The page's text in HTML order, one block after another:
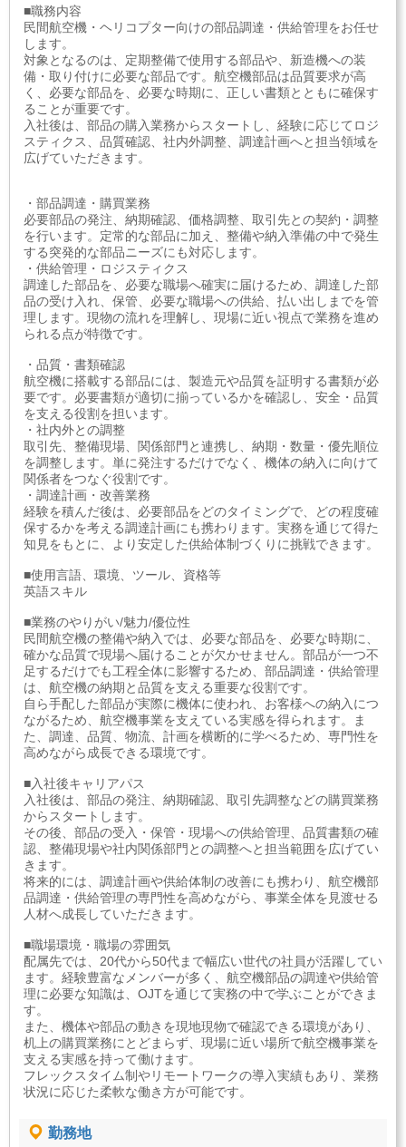
■職務内容
民間航空機・ヘリコプター向けの部品調達・供給管理をお任せ
します。
対象となるのは、定期整備で使用する部品や、新造機への装
備・取り付けに必要な部品です。航空機部品は品質要求が高
く、必要な部品を、必要な時期に、正しい書類とともに確保す
ることが重要です。
入社後は、部品の購入業務からスタートし、経験に応じてロジ
スティクス、品質確認、社内外調整、調達計画へと担当領域を
広げていただきます。
・部品調達・購買業務
必要部品の発注、納期確認、価格調整、取引先との契約・調整
を行います。定常的な部品に加え、整備や納入準備の中で発生
する突発的な部品ニーズにも対応します。
・供給管理・ロジスティクス
調達した部品を、必要な職場へ確実に届けるため、調達した部
品の受け入れ、保管、必要な職場への供給、払い出しまでを管
理します。現物の流れを理解し、現場に近い視点で業務を進め
られる点が特徴です。
・品質・書類確認
航空機に搭載する部品には、製造元や品質を証明する書類が必
要です。必要書類が適切に揃っているかを確認し、安全・品質
を支える役割を担います。
・社内外との調整
取引先、整備現場、関係部門と連携し、納期・数量・優先順位
を調整します。単に発注するだけでなく、機体の納入に向けて
関係者をつなぐ役割です。
・調達計画・改善業務
経験を積んだ後は、必要部品をどのタイミングで、どの程度確
保するかを考える調達計画にも携わります。実務を通じて得た
知見をもとに、より安定した供給体制づくりに挑戦できます。
■使用言語、環境、ツール、資格等
英語スキル
■業務のやりがい/魅力/優位性
民間航空機の整備や納入では、必要な部品を、必要な時期に、
確かな品質で現場へ届けることが欠かせません。部品が一つ不
足するだけでも工程全体に影響するため、部品調達・供給管理
は、航空機の納期と品質を支える重要な役割です。
自ら手配した部品が実際に機体に使われ、お客様への納入につ
ながるため、航空機事業を支えている実感を得られます。ま
た、調達、品質、物流、計画を横断的に学べるため、専門性を
高めながら成長できる環境です。
■入社後キャリアパス
入社後は、部品の発注、納期確認、取引先調整などの購買業務
からスタートします。
その後、部品の受入・保管・現場への供給管理、品質書類の確
認、整備現場や社内関係部門との調整へと担当範囲を広げてい
きます。
将来的には、調達計画や供給体制の改善にも携わり、航空機部
品調達・供給管理の専門性を高めながら、事業全体を見渡せる
人材へ成長していただきます。
■職場環境・職場の雰囲気
配属先では、20代から50代まで幅広い世代の社員が活躍してい
ます。経験豊富なメンバーが多く、航空機部品の調達や供給管
理に必要な知識は、OJTを通じて実務の中で学ぶことができま
す。
また、機体や部品の動きを現地現物で確認できる環境があり、
机上の購買業務にとどまらず、現場に近い場所で航空機事業を
支える実感を持って働けます。
フレックスタイム制やリモートワークの導入実績もあり、業務
状況に応じた柔軟な働き方が可能です。
勤務地